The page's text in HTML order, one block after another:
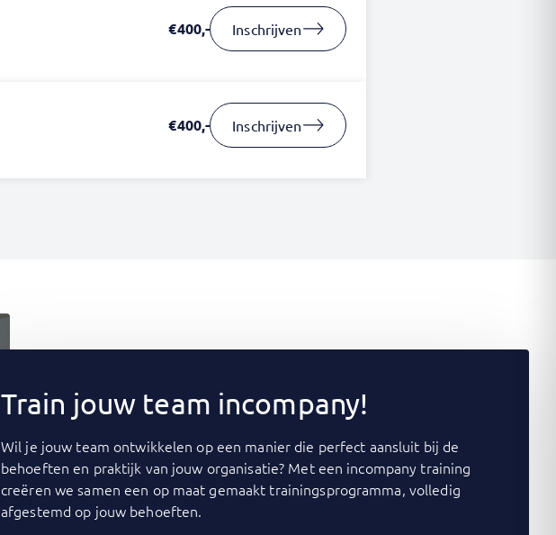
€400,- Inschrijven
€400,- Inschrijven
Train jouw team incompany!
Wil je jouw team ontwikkelen op een manier die perfect aansluit bij de
behoeften en praktijk van jouw organisatie? Met een incompany training
creëren we samen een op maat gemaakt trainingsprogramma, volledig
afgestemd op jouw behoeften.